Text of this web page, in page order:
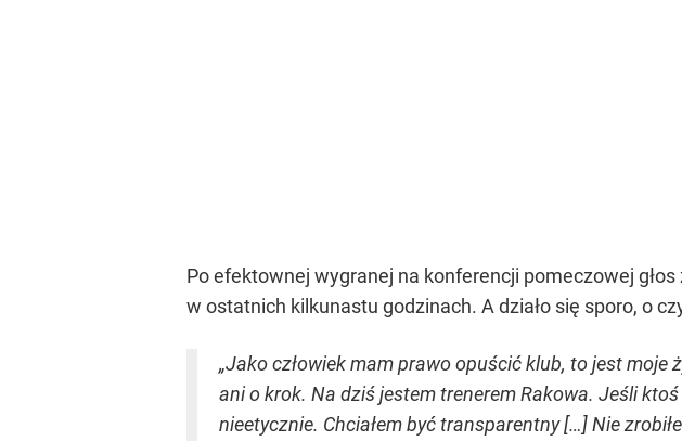
Po efektownej wygranej na konferencji pomeczowej głos
w ostatnich kilkunastu godzinach. A działo się sporo, o
„Jako człowiek mam prawo opuścić klub, to jest moje
ani o krok. Na dziś jestem trenerem Rakowa. Jeśli
nieetycznie. Chciałem być transparentny […] Nie